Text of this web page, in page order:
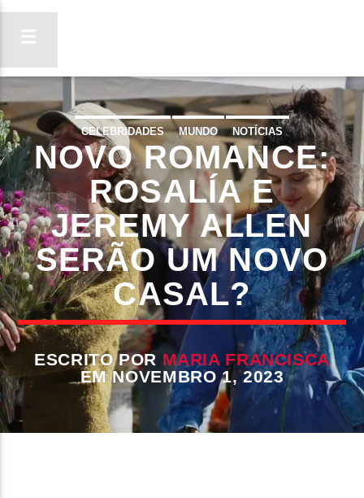
ON FM
LIGA-TE
FAIXA ATUAL
TÍTULO
CELEBRIDADES MUNDO NOTÍCIAS
NOVO ROMANCE:
ROSALÍA E
JEREMY ALLEN
SERÃO UM NOVO
CASAL?
ESCRITO POR MARIA FRANCISCA
EM NOVEMBRO 1, 2023